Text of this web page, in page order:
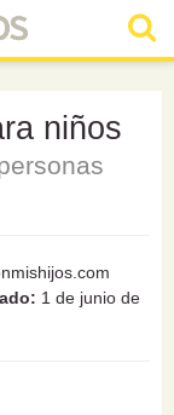
niños
1 de junio de